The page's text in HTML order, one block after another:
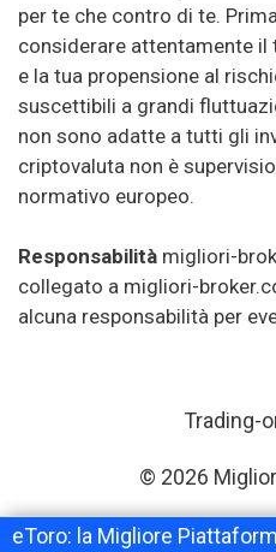
per te che contro di te.
considerare attentamente il
e la tua propensione al
suscettibili a grandi
non sono adatte a tutti gli
criptovaluta non è
normativo europeo.
Responsabilità migliori-
collegato a migliori-
alcuna responsabilità per
Trading-
© 2026
eToro: la Migliore